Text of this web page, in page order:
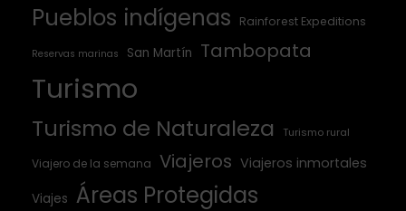
Pueblos indígenas Rainforest Expeditions
Reservas marinas San Martín Tambopata
Turismo
Turismo de Naturaleza Turismo rural
Viajero de la semana Viajeros Viajeros inmortales
Viajes Áreas Protegidas